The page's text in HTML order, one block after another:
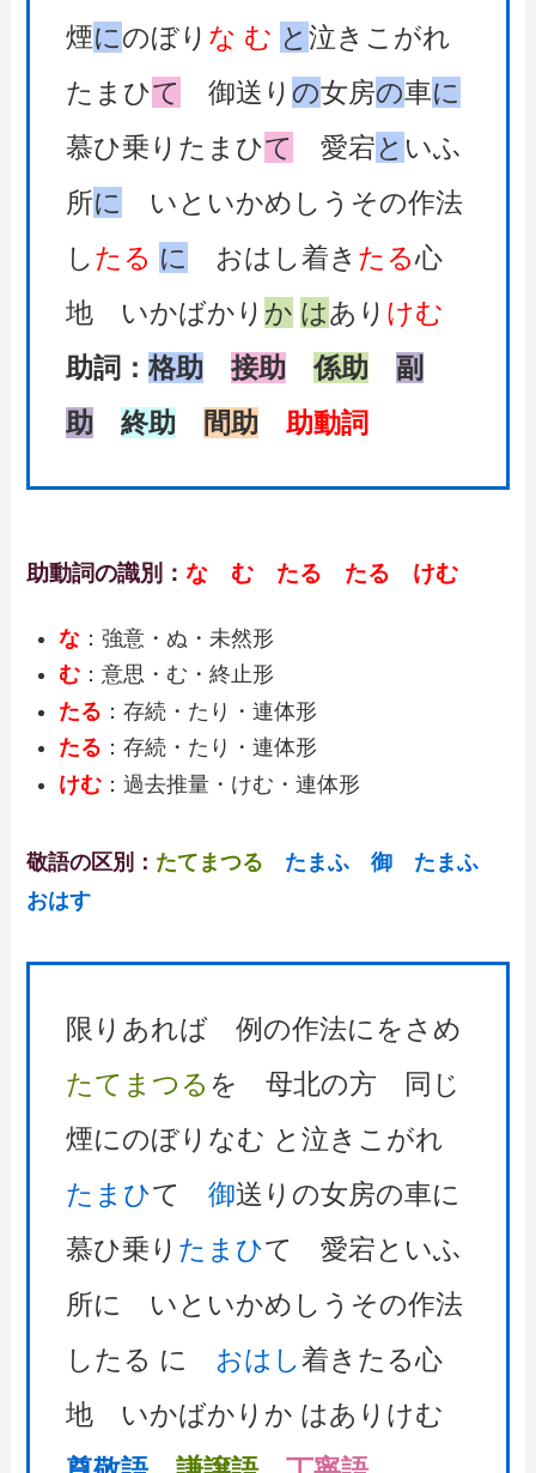
煙にのぼり な む と泣きこがれ
たまひて 御送り の女房の車に
慕ひ乗りたまひて 愛宕と いふ
所に
いといかめしうその作法
したる に おはし着き たる心
地 いかばかり か はあり けむ
助詞：格助 接助 係助
副
助
終助 間助 助動詞
助動詞の識別：な む たる たる けむ
な ：強意・ぬ・未然形
む ：意思・む・終止形
たる ：存続・たり・連体形
たる ：存続・たり・連体形
けむ ：過去推量・けむ・連体形
敬語の区別： たてまつる
たまふ 御 たまふ
おはす
限りあれば 例の作法にをさめ
たてまつる を 母北の方 同じ
煙にのぼりなむ と泣きこがれ
たまひて御送りの女房の車に
慕ひ乗り たまひて 愛宕といふ
所に いといかめしうその作法
したる に おはし着きたる心
地 いかばかりか はありけむ